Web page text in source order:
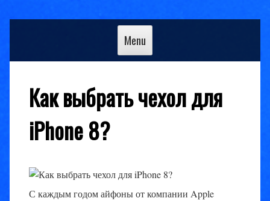
Skip
Menu
Как выбрать чехол для
iPhone 8?
С каждым годом айфоны от компании Apple